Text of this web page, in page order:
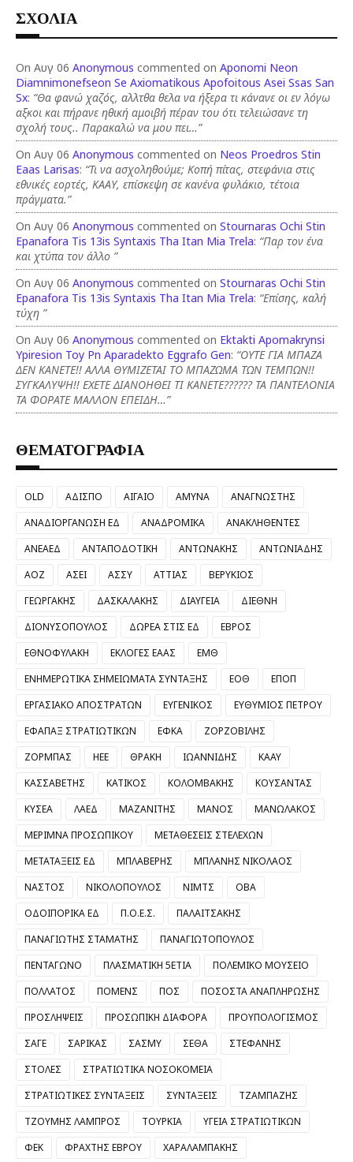
ΣΧΟΛΙΑ
On Αυγ 06 Anonymous commented on Aponomi Neon
Diamnimonefseon Se Axiomatikous Apofoitous Asei Ssas San
Sx: “Θα φανώ χαζός, αλλτθα θελα να ήξερα τι κάνανε οι εν λόγω
αξκοι και πήρανε ηθική αμοιβή πέραν του ότι τελειώσανε τη
σχολή τους.. Παρακαλώ να μου πει…”
On Αυγ 06 Anonymous commented on Neos Proedros Stin
Eaas Larisas: “Τι να ασχοληθούμε; Κοπή πίτας, στεφάνια στις
εθνικές εορτές, ΚΑΑΥ, επίσκεψη σε κανένα φυλάκιο, τέτοια
πράγματα.”
On Αυγ 06 Anonymous commented on Stournaras Ochi Stin
Epanafora Tis 13is Syntaxis Tha Itan Mia Trela: “Παρ τον ένα
και χτύπα τον άλλο ”
On Αυγ 06 Anonymous commented on Stournaras Ochi Stin
Epanafora Tis 13is Syntaxis Tha Itan Mia Trela: “Επίσης, καλή
τύχη ”
On Αυγ 06 Anonymous commented on Ektakti Apomakrynsi
Ypiresion Toy Pn Aparadekto Eggrafo Gen: “ΟΥΤΕ ΓΙΑ ΜΠΑΖΑ
ΔΕΝ ΚΑΝΕΤΕ!! ΑΛΛΑ ΘΥΜΙΖΕΤΑΙ ΤΟ ΜΠΑΖΩΜΑ ΤΩΝ ΤΕΜΠΩΝ!!
ΣΥΓΚΑΛΥΨΗ!! ΕΧΕΤΕ ΔΙΑΝΟΗΘΕΙ ΤΙ ΚΑΝΕΤΕ?????? ΤΑ ΠΑΝΤΕΛΟΝΙΑ
ΤΑ ΦΟΡΑΤΕ ΜΑΛΛΟΝ ΕΠΕΙΔΗ…”
ΘΕΜΑΤΟΓΡΑΦΙΑ
OLD ΑΔΙΣΠΟ ΑΙΓΑΙΟ ΑΜΥΝΑ
ΑΝΑΓΝΩΣΤΗΣ
ΑΝΑΔΙΟΡΓΑΝΩΣΗ ΕΔ
ΑΝΑΔΡΟΜΙΚΑ
ΑΝΑΚΛΗΘΕΝΤΕΣ
ΑΝΕΑΕΔ
ΑΝΤΑΠΟΔΟΤΙΚΗ ΑΝΤΩΝΑΚΗΣ
ΑΝΤΩΝΙΑΔΗΣ
ΑΟΖ
ΑΣΕΙ ΑΣΣΥ ΑΤΤΙΑΣ
ΒΕΡΥΚΙΟΣ
ΓΕΩΡΓΑΚΗΣ
ΔΑΣΚΑΛΑΚΗΣ ΔΙΑΥΓΕΙΑ
ΔΙΕΘΝΗ
ΔΙΟΝΥΣΟΠΟΥΛΟΣ
ΔΩΡΕΑ ΣΤΙΣ ΕΔ
ΕΒΡΟΣ
ΕΘΝΟΦΥΛΑΚΗ
ΕΚΛΟΓΕΣ ΕΑΑΣ
ΕΜΘ
ΕΝΗΜΕΡΩΤΙΚΑ ΣΗΜΕΙΩΜΑΤΑ ΣΥΝΤΑΞΗΣ
ΕΟΘ
ΕΠΟΠ
ΕΡΓΑΣΙΑΚΟ ΑΠΟΣΤΡΑΤΩΝ
ΕΥΓΕΝΙΚΟΣ
ΕΥΘΥΜΙΟΣ ΠΕΤΡΟΥ
ΕΦΑΠΑΞ ΣΤΡΑΤΙΩΤΙΚΩΝ
ΕΦΚΑ
ΖΟΡΖΟΒΙΛΗΣ
ΖΟΡΜΠΑΣ
ΗΕΕ ΘΡΑΚΗ ΙΩΑΝΝΙΔΗΣ
ΚΑΑΥ
ΚΑΣΣΑΒΕΤΗΣ
ΚΑΤΙΚΟΣ ΚΟΛΟΜΒΑΚΗΣ
ΚΟΥΣΑΝΤΑΣ
ΚΥΣΕΑ
ΛΑΕΔ ΜΑΖΑΝΙΤΗΣ ΜΑΝΟΣ
ΜΑΝΩΛΑΚΟΣ
ΜΕΡΙΜΝΑ ΠΡΟΣΩΠΙΚΟΥ
ΜΕΤΑΘΕΣΕΙΣ ΣΤΕΛΕΧΩΝ
ΜΕΤΑΤΑΞΕΙΣ ΕΔ
ΜΠΛΑΒΕΡΗΣ
ΜΠΛΑΝΗΣ ΝΙΚΟΛΑΟΣ
ΝΑΣΤΟΣ
ΝΙΚΟΛΟΠΟΥΛΟΣ ΝΙΜΤΣ
ΟΒΑ
ΟΔΟΙΠΟΡΙΚΑ ΕΔ
Π.Ο.Ε.Σ.
ΠΑΛΑΙΤΣΑΚΗΣ
ΠΑΝΑΓΙΩΤΗΣ ΣΤΑΜΑΤΗΣ
ΠΑΝΑΓΙΩΤΟΠΟΥΛΟΣ
ΠΕΝΤΑΓΩΝΟ
ΠΛΑΣΜΑΤΙΚΗ 5ΕΤΙΑ
ΠΟΛΕΜΙΚΟ ΜΟΥΣΕΙΟ
ΠΟΛΛΑΤΟΣ
ΠΟΜΕΝΣ ΠΟΣ
ΠΟΣΟΣΤΑ ΑΝΑΠΛΗΡΩΣΗΣ
ΠΡΟΣΛΗΨΕΙΣ
ΠΡΟΣΩΠΙΚΗ ΔΙΑΦΟΡΑ
ΠΡΟΥΠΟΛΟΓΙΣΜΟΣ
ΣΑΓΕ
ΣΑΡΙΚΑΣ ΣΑΣΜΥ ΣΕΘΑ
ΣΤΕΦΑΝΗΣ
ΣΤΟΛΕΣ
ΣΤΡΑΤΙΩΤΙΚΑ ΝΟΣΟΚΟΜΕΙΑ
ΣΤΡΑΤΙΩΤΙΚΕΣ ΣΥΝΤΑΞΕΙΣ
ΣΥΝΤΑΞΕΙΣ
ΤΖΑΜΠΑΖΗΣ
ΤΖΟΥΜΗΣ ΛΑΜΠΡΟΣ
ΤΟΥΡΚΙΑ
ΥΓΕΙΑ ΣΤΡΑΤΙΩΤΙΚΩΝ
ΦΕΚ
ΦΡΑΧΤΗΣ ΕΒΡΟΥ ΧΑΡΑΛΑΜΠΑΚΗΣ